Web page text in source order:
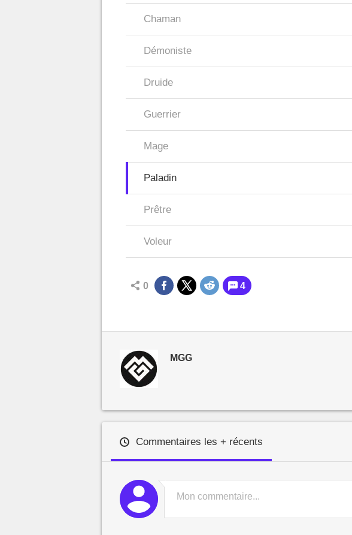
Chaman
Démoniste
Druide
Guerrier
Mage
Paladin
Prêtre
Voleur
0 4
MGG
Commentaires les + récents